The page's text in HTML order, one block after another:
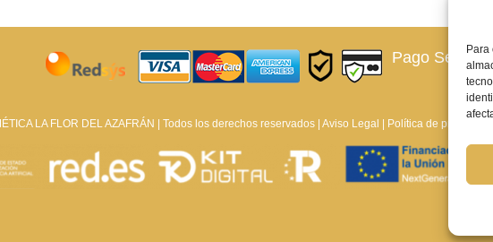
Pago Seguro
LA FLOR DEL AZAFRÁN | Todos los derechos reservados | Aviso Legal Política de privacidad